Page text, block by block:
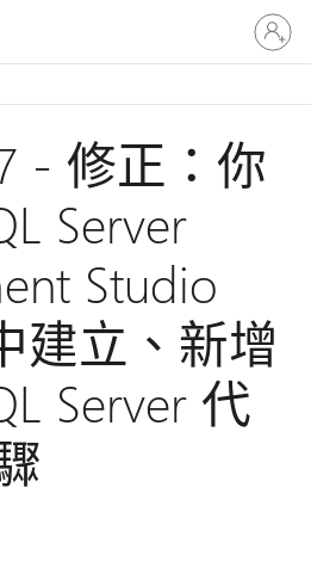
登
入
您
- 修正：你
Server
Studio
建立、新增
Server 代